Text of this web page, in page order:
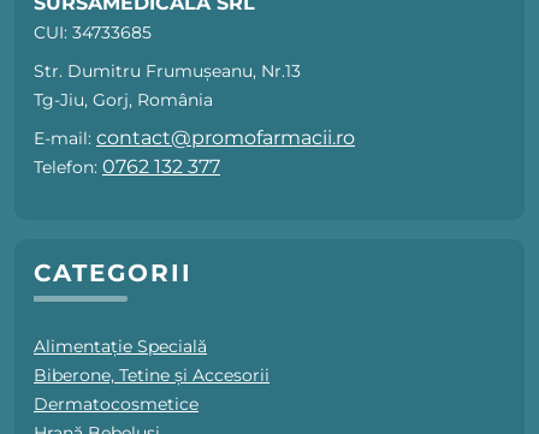
CUI: 34733685
Str. Dumitru Frumușeanu, Nr.13
Tg-Jiu, Gorj, România
E-mail: contact@promofarmacii.ro
Telefon: 0762 132 377
CATEGORII
Alimentație Specială
Biberone, Tetine și Accesorii
Dermatocosmetice